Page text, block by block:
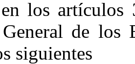
en los
General de los
siguientes